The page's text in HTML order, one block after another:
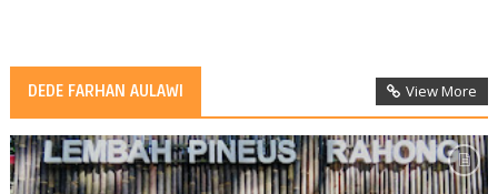
DEDE FARHAN AULAWI View More